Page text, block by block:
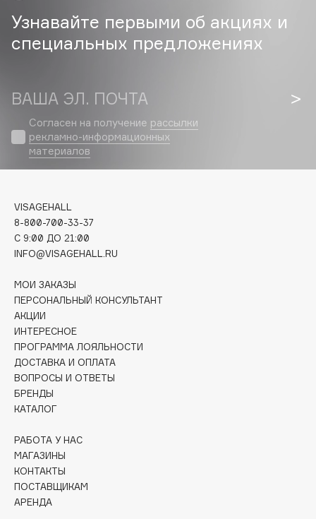
C
Cadence
Carmex
Carolina Herrera
Catrice
Celimax
Clarette
Clarins
Clarins Precious
Clinique
Clive Christian
Club De Nuit
Consly
Corimo
CosRX
Crescina
Cunzite
Узнавайте первыми об акциях и
специальных предложениях
ВАША ЭЛ. ПОЧТА
Согласен на получение рассылки
рекламно-информационных
материалов
VISAGEHALL
8-800-700-33-37
C 9:00 ДО 21:00
INFO@VISAGEHALL.RU
МОИ ЗАКАЗЫ
ПЕРСОНАЛЬНЫЙ КОНСУЛЬТАНТ
АКЦИИ
ИНТЕРЕСНОЕ
ПРОГРАММА ЛОЯЛЬНОСТИ
ДОСТАВКА И ОПЛАТА
ВОПРОСЫ И ОТВЕТЫ
БРЕНДЫ
КАТАЛОГ
РАБОТА У НАС
МАГАЗИНЫ
КОНТАКТЫ
ПОСТАВЩИКАМ
АРЕНДА